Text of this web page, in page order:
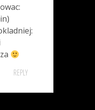
REPLY